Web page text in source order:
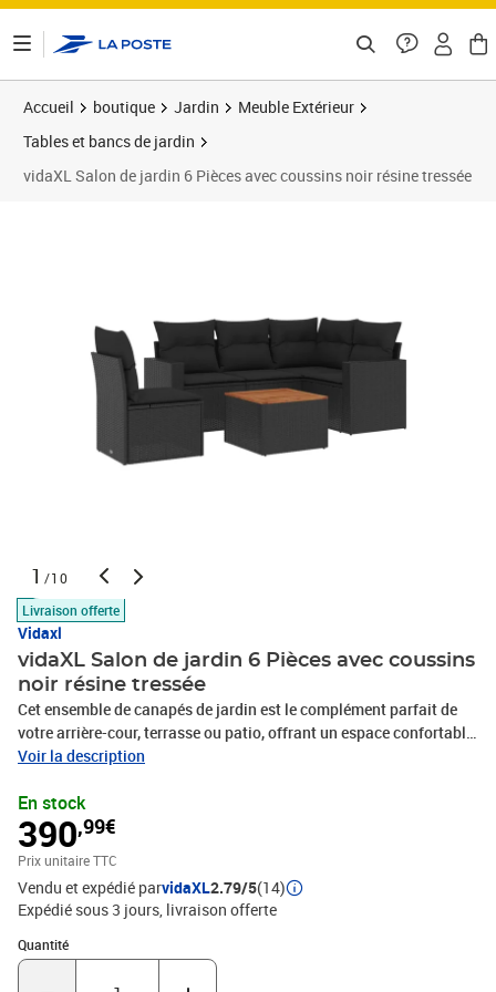
Accueil boutique Jardin
Meuble Extérieur
Tables et bancs de jardin
vidaXL Salon de jardin 6 Pièces avec coussins noir résine tressée
1 /10
Livraison offerte
Vidaxl
vidaXL Salon de jardin 6 Pièces avec coussins
noir résine tressée
Cet ensemble de canapés de jardin est le complément parfait de
votre arrière-cour, terrasse ou patio, offrant un espace confortable
et accueillant pour discuter avec la famille et les amis ou
la résine tressée, également connue sous le nom de poly rotin, est
un matériau synthétique solide et nécessitant peu d'entretien qui
ressemble au rotin naturel. Il est léger, facile à nettoyer et
couramment utilisé pour les meubles d'extérieur en raison de sa
durabilité et de ses propriétés de résistance aux
intempéries.Fonction de rangement avec sac résistant à l'eau :
chaque siège de jardin dispose d'un espace de rangement sous
l'assise, complété par un sac résistant à l'eau pour ranger les
Voir la description
En stock
390,99€
Prix unitaire TTC
Vendu et expédié parvidaXL2.79/5(14)
Expédié sous 3 jours livraison offerte
Quantité
Quantité : 1